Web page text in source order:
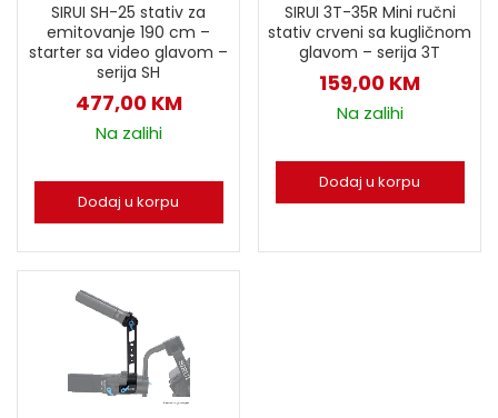
SIRUI SH-25 stativ za
emitovanje 190 cm –
starter sa video glavom –
serija SH
477,00 KM
Na zalihi
Dodaj u korpu
SIRUI 3T-35R Mini ručni
stativ crveni sa kugličnom
glavom – serija 3T
159,00 KM
Na zalihi
Dodaj u korpu